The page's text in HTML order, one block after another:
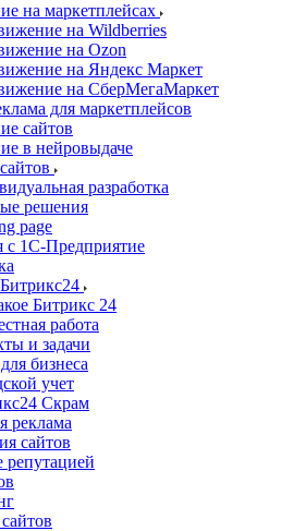
на маркетплейсах
на Wildberries
на Ozon
на Яндекс Маркет
на СберМегаМаркет
для маркетплейсов
сайтов
в нейровыдаче
разработка
решения
page
с 1С-Предприятие
Битрикс 24
работа
и задачи
бизнеса
учет
Скрам
реклама
сайтов
репутацией